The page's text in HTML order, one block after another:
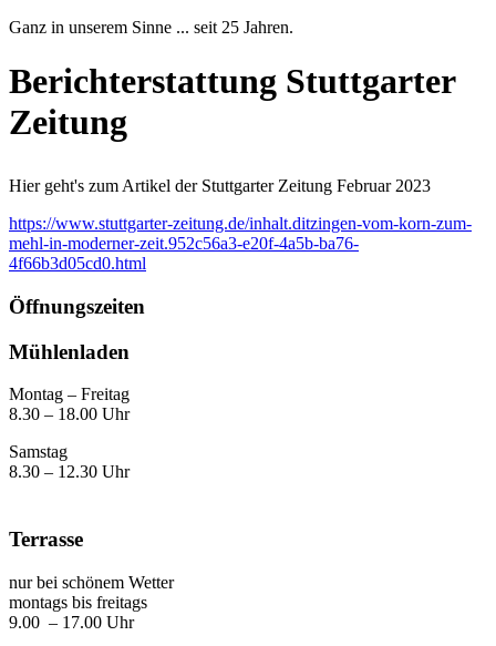
Ganz in unserem Sinne ... seit 25 Jahren.
Berichterstattung Stuttgarter
Zeitung
Hier geht's zum Artikel der Stuttgarter Zeitung Februar 2023
https://www.stuttgarter-zeitung.de/inhalt.ditzingen-vom-korn-zum-
mehl-in-moderner-zeit.952c56a3-e20f-4a5b-ba76-
4f66b3d05cd0.html
Öffnungszeiten
Mühlenladen
Montag – Freitag
8.30 – 18.00 Uhr
Samstag
8.30 – 12.30 Uhr
Terrasse
nur bei schönem Wetter
montags bis freitags
9.00 – 17.00 Uhr